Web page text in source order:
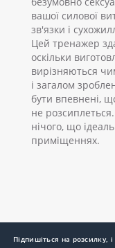
вашої силової
зв'язки і
Цей тренажер
оскільки
вирізняються
і загалом
бути впевнені,
не
нічого, що
приміщеннях.
Підпишіться на розсилку,